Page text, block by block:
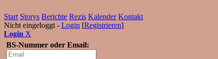
Start Storys Berichte Rezis Kalender Kontakt
Nicht eingeloggt - Login [Registrieren]
Login X
BS-Nummer oder Email: